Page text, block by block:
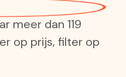
meer dan 119
op prijs, filter op